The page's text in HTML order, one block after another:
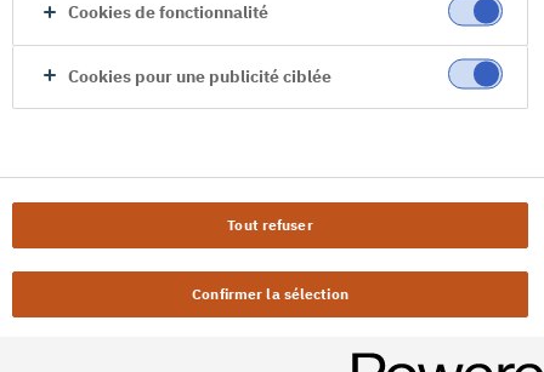
Cookies de fonctionnalité
Cookies pour une publicité ciblée
Tout refuser
Confirmer la sélection